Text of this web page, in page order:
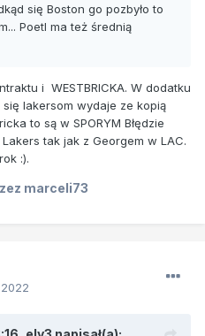
się Boston go pozbyło to
Poetl ma też średnią
i WESTBRICKA. W dodatku
lakersom wydaje ze kopią
to są w SPORYM Błędzie
tak jak z Georgem w LAC.
:).
marceli73